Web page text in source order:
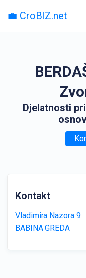
💼 CroBIZ.net
Djelatnosti
Kontakt
Vladimira Nazora 9
BABINA GREDA